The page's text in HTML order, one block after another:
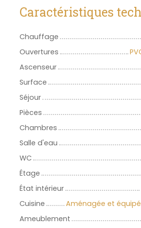
Caractéristiques
Chauffage
Ouvertures
Ascenseur
Surface
Séjour
Pièces
Chambres
Salle d'eau
WC
Étage
État intérieur
Cuisine
Aménagée et
Ameublement